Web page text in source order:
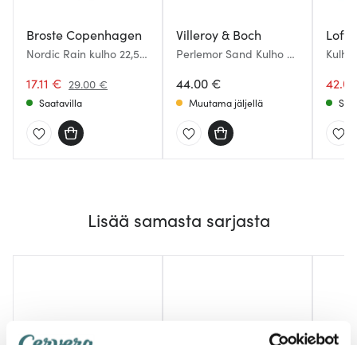
Broste Copenhagen
Nordic Rain kulho 22,5
17.11 € 29.00 €
Saatavilla
Villeroy & Boch
Perlemor Sand Kulho 26
44.00 €
Muutama jäljellä
Loft
Lisää samasta sarjasta